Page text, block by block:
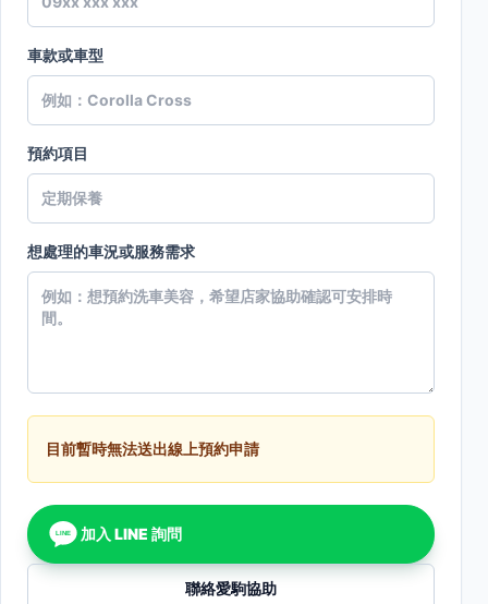
車款或車型
預約項目
想處理的車況或服務需求
目前暫時無法送出線上預約申請
LINE 加入 LINE 詢問
聯絡愛駒協助